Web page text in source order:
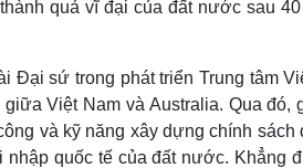
quả vĩ đại của đất nước sau
Đại sứ trong phát triển Trung tâm
Việt Nam và Australia. Qua đó,
và kỹ năng xây dựng chính sách
quốc tế của đất nước. Khẳng